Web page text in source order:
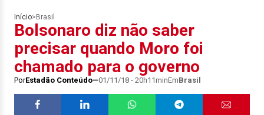
Início> Brasil
Bolsonaro diz não saber
precisar quando Moro foi
chamado para o governo
PorEstadão Conteúdo 01/11/18 - 20h11minEmBrasil